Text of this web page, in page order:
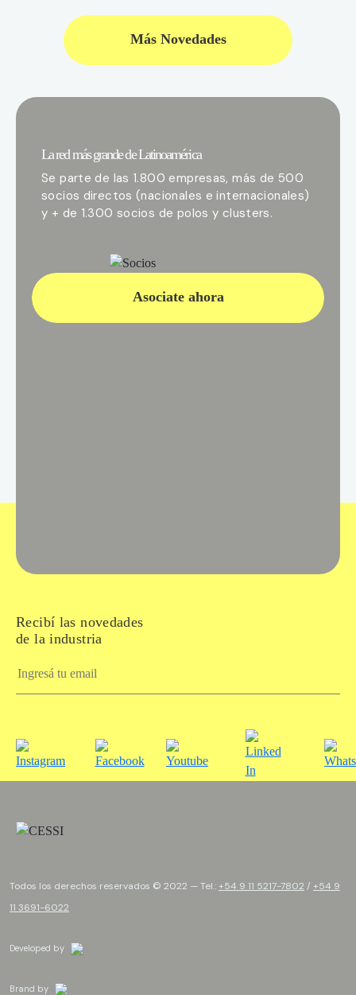
Más Novedades
La red más grande de Latinoamérica
Se parte de las 1.800 empresas, más de 500
socios directos (nacionales e internacionales)
y + de 1.300 socios de polos y clusters.
Asociate ahora
Recibí las novedades
de la industria
Todos los derechos reservados © 2022 — Tel.:+54 9 11 5217-7802 / +54 9
11 3691-6022
Developed by
Brand by